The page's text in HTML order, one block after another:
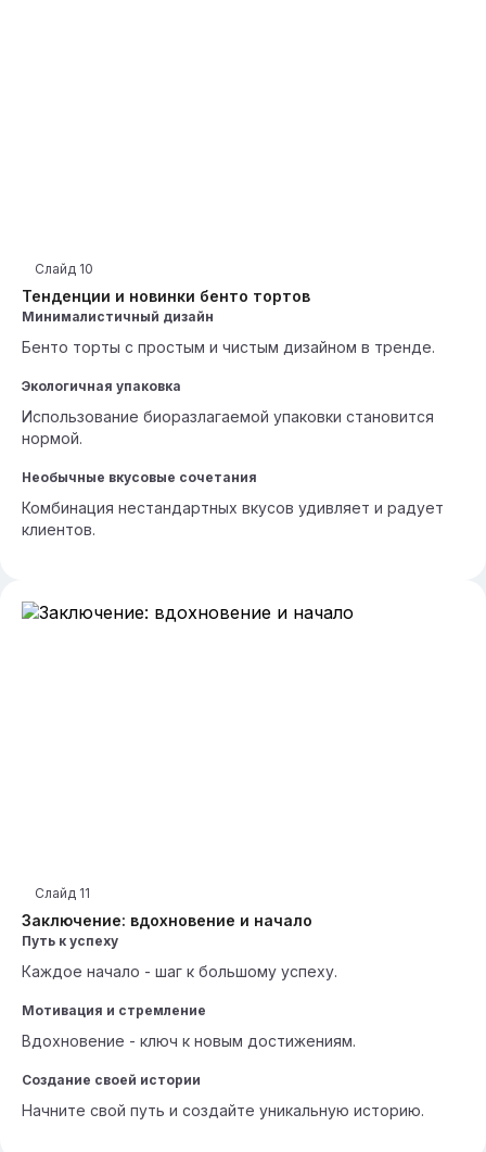
Тенденции и новинки бенто тортов
Слайд 10
Минималистичный дизайн
Бенто торты с простым и чистым дизайном в тренде.
Экологичная упаковка
Использование биоразлагаемой упаковки становится
нормой.
Необычные вкусовые сочетания
Комбинация нестандартных вкусов удивляет и радует
клиентов.
Заключение: вдохновение и начало
Слайд 11
Путь к успеху
Каждое начало - шаг к большому успеху.
Мотивация и стремление
Вдохновение - ключ к новым достижениям.
Создание своей истории
Начните свой путь и создайте уникальную историю.